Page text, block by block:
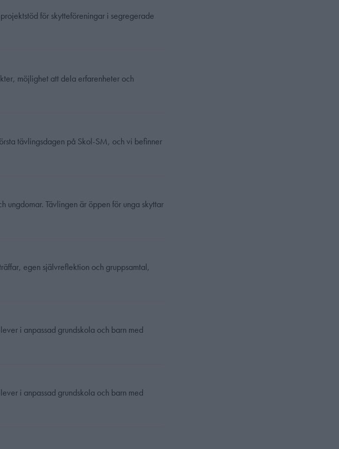
för skytteföreningar i segregerade
möjlighet att dela erfarenheter och
tävlingsdagen på Skol-SM, och vi befinner
ungdomar. Tävlingen är öppen för unga skyttar
egen självreflektion och gruppsamtal,
i anpassad grundskola och barn med
i anpassad grundskola och barn med